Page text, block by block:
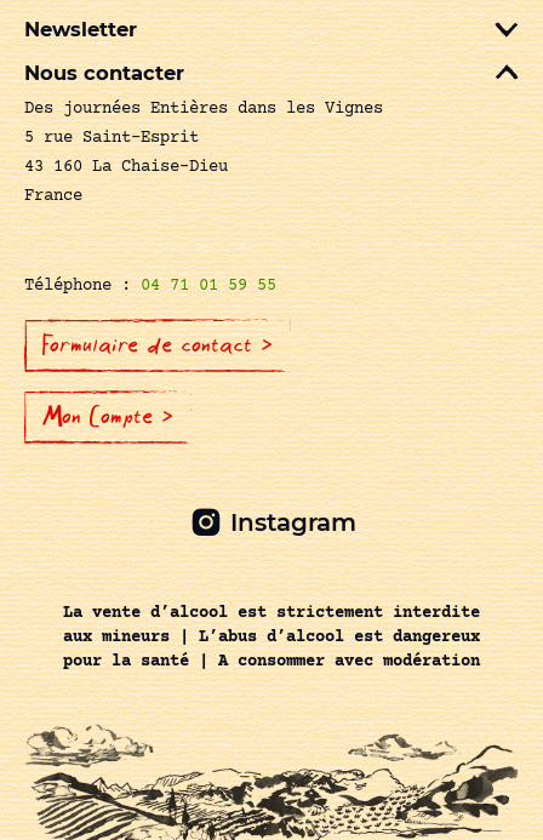
Newsletter
Nous contacter
Des journées Entières dans les Vignes
5 rue Saint-Esprit
43 160 La Chaise-Dieu
France
Téléphone :04 71 01 59 55
Formulaire de contact >
Mon Compte >
Instagram
La vente d’alcool est strictement interdite
aux mineurs | L’abus d’alcool est dangereux
pour la santé | A consommer avec modération